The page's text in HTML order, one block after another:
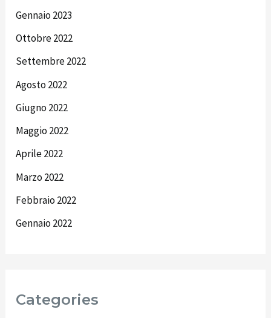
Gennaio 2023
Ottobre 2022
Settembre 2022
Agosto 2022
Giugno 2022
Maggio 2022
Aprile 2022
Marzo 2022
Febbraio 2022
Gennaio 2022
Categories